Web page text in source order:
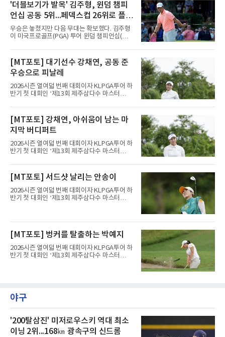
'더블보기가 발목' 김주형, 윈덤 챔피
언십 공동 5위...페덱스컵 26위로 플레
이오프행
우승은 놓쳤지만 다음 무대는 확보했다. 김주형
이 미국프로골프(PGA) 투어 윈덤 챔피언십(총
10일(한국시간) 미국 노스캐롤라이나주 그린즈
버러의 세지필드 컨트리클럽(파70)에서 열린 최
종 4라운드에서 버디 3개를 잡았으나 보기 1개
와 더블보기 1개가 나오며 이븐파 70타에 그쳤
다. 최종 합계 15언더파 265타로 해리 홀(잉글랜
드)과 공동 5위였다. 우승자 마이클 브레넌(미국
·22언더파 258타)과는 7타 차다.기회는 있었다.
에 1타 뒤진 3위로 시즌 2승을 노렸다. 그러나 마
지막 날 타수를 줄이지 못하며
[MT포토] 대기선수 강채연, 공동 준
우승으로 피날레
2026시즌 열여덟 번째 대회이자 KLPGA투어 하
반기 첫 대회인 ‘제13회 제주삼다수 마스터
제주도 서귀포시에 위치한 테디밸리 골프앤리조
트(파72/6,767야드)에서 열렸다.9일 최종라운
드 경기가 펼쳐졌다.강채연이 18번 홀에서 경기
하고 있다.
[MT포토] 강채연, 아쉬움이 남는 마
지막 버디퍼트
2026시즌 열여덟 번째 대회이자 KLPGA투어 하
반기 첫 대회인 ‘제13회 제주삼다수 마스터
제주도 서귀포시에 위치한 테디밸리 골프앤리조
트(파72/6,767야드)에서 열렸다.9일 최종라운
드 경기가 펼쳐졌다.강채연이 18번 홀에서 경기
하고 있다.
[MT포토] 서드샷 날리는 안송이
2026시즌 열여덟 번째 대회이자 KLPGA투어 하
반기 첫 대회인 ‘제13회 제주삼다수 마스터
트(파72/6,767야드)에서 열렸다.9일 최종라운
드 경기가 펼쳐졌다.안송이가 18번 홀에서 경기
하고 있다.
[MT포토] 벙커를 탈출하는 박예지
2026시즌 열여덟 번째 대회이자 KLPGA투어 하
반기 첫 대회인 ‘제13회 제주삼다수 마스터
하고 있다.
야구
'200탈삼진' 미저로우스키 역대 최소
이닝 2위...168㎞ 광속구의 신드롬